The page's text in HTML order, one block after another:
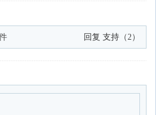
回复 支持 （2）